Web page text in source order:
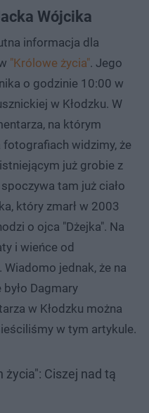
Wójcika
informacja dla
"Królowe życia". Jego
o godzinie 10:00 w
w Kłodzku. W
na którym
fotografiach widzimy, że
już grobie z
tam już ciało
który zmarł w 2003
o ojca "Dżejka". Na
i wieńce od
jednak, że na
Dagmary
w Kłodzku można
w tym artykule.
życia": Ciszej nad tą